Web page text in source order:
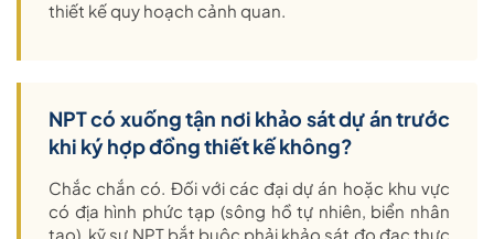
thiết kế quy hoạch cảnh quan.
NPT có xuống tận nơi khảo sát dự án trước
khi ký hợp đồng thiết kế không?
Chắc chắn có. Đối với các đại dự án hoặc khu vực
có địa hình phức tạp (sông hồ tự nhiên, biển nhân
tạo), kỹ sư NPT bắt buộc phải khảo sát đo đạc thực